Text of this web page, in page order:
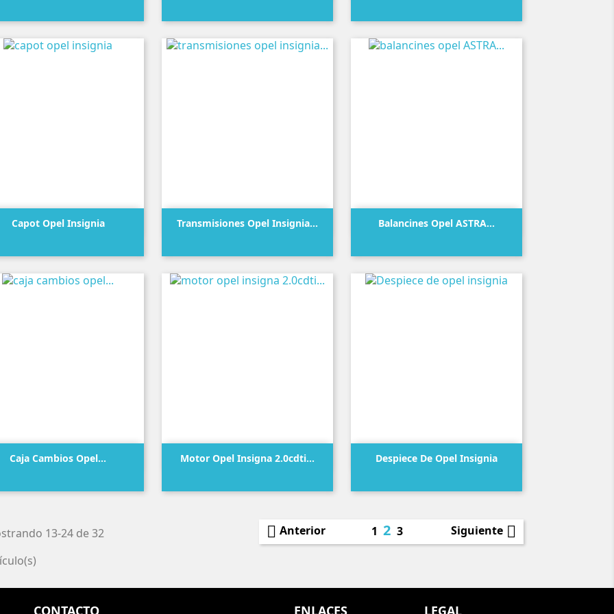
Capot Opel Insignia
 Vista rápida Transmisiones Opel Insignia...
 Vista rápida Balancines Opel ASTRA...
 Vista rápida
Caja Cambios Opel...
 Vista rápida Motor Opel Insigna 2.0cdti...
 Vista rápida Despiece De Opel Insignia
 Vista rápida
13-24 de 32
 Anterior 123 Siguiente 
CONTACTO ENLACES LEGAL